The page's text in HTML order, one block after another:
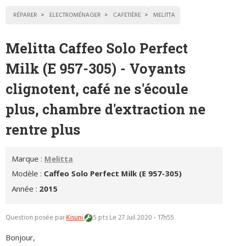
RÉPARER ELECTROMÉNAGER CAFETIÈRE MELITTA
Melitta Caffeo Solo Perfect
Milk (E 957-305) - Voyants
clignotent, café ne s'écoule
plus, chambre d'extraction ne
rentre plus
Marque : Melitta
Modèle : Caffeo Solo Perfect Milk (E 957-305)
Année : 2015
Question posée parKisuni 5 ptsLe 27 Juil 2020 - 17h55
Bonjour,